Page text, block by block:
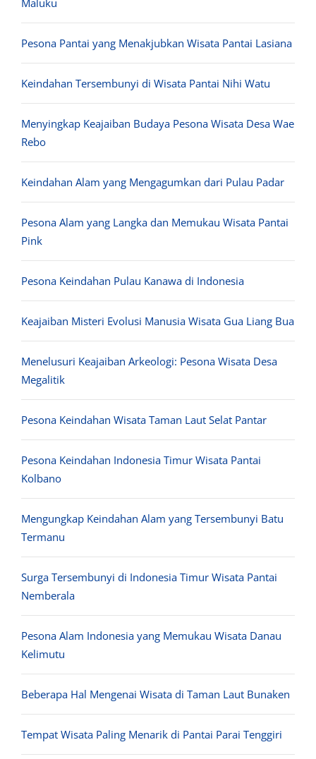
Pesona Pantai yang Menakjubkan Wisata Pantai Lasiana
Keindahan Tersembunyi di Wisata Pantai Nihi Watu
Menyingkap Keajaiban Budaya Pesona Wisata Desa Wae
Rebo
Keindahan Alam yang Mengagumkan dari Pulau Padar
Pesona Alam yang Langka dan Memukau Wisata Pantai
Pink
Pesona Keindahan Pulau Kanawa di Indonesia
Keajaiban Misteri Evolusi Manusia Wisata Gua Liang Bua
Menelusuri Keajaiban Arkeologi: Pesona Wisata Desa
Megalitik
Pesona Keindahan Wisata Taman Laut Selat Pantar
Pesona Keindahan Indonesia Timur Wisata Pantai
Kolbano
Mengungkap Keindahan Alam yang Tersembunyi Batu
Termanu
Surga Tersembunyi di Indonesia Timur Wisata Pantai
Nemberala
Pesona Alam Indonesia yang Memukau Wisata Danau
Kelimutu
Beberapa Hal Mengenai Wisata di Taman Laut Bunaken
Tempat Wisata Paling Menarik di Pantai Parai Tenggiri